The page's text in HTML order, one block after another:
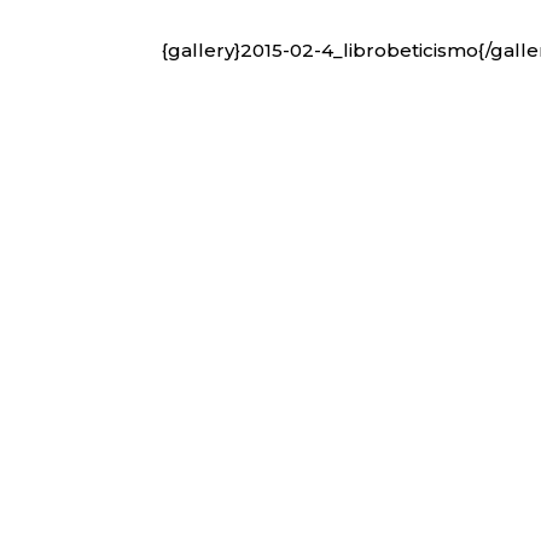
{gallery}2015-02-4_librobeticismo{/